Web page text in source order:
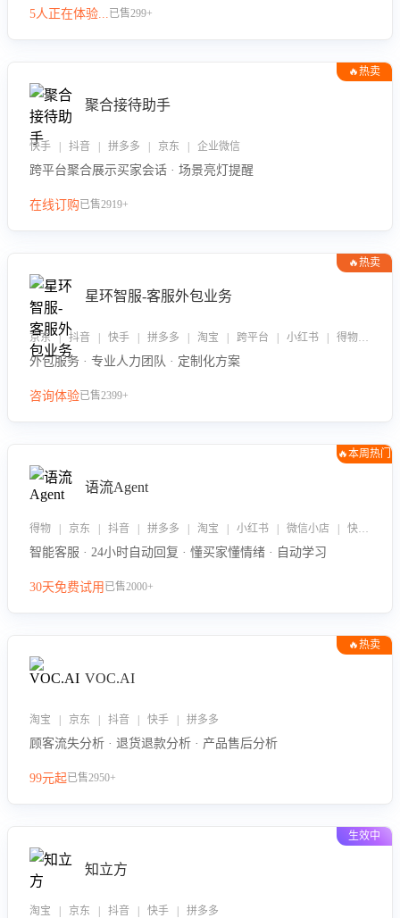
5人正在体验...已售299+
🔥热卖
聚合接待助手
快手 | 抖音 | 拼多多 | 京东 | 企业微信
跨平台聚合展示买家会话 · 场景亮灯提醒
在线订购已售2919+
🔥热卖
星环智服-客服外包业务
京东 | 抖音 | 快手 | 拼多多 | 淘宝 | 跨平台 | 小红书 | 得物 | 企业微信
外包服务 · 专业人力团队 · 定制化方案
咨询体验已售2399+
🔥本周热门
语流Agent
得物 | 京东 | 抖音 | 拼多多 | 淘宝 | 小红书 | 微信小店 | 快手 | 唯品会
智能客服 · 24小时自动回复 · 懂买家懂情绪 · 自动学习
30天免费试用 已售2000+
🔥热卖
VOC.AI
淘宝 | 京东 | 抖音 | 快手 | 拼多多
顾客流失分析 · 退货退款分析 · 产品售后分析
99元起已售2950+
生效中
知立方
淘宝 | 京东 | 抖音 | 快手 | 拼多多